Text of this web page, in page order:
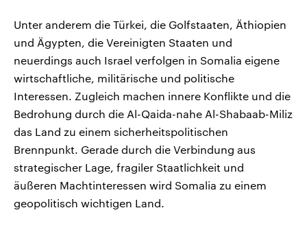
Unter anderem die Türkei, die Golfstaaten, Äthiopien
und Ägypten, die Vereinigten Staaten und
neuerdings auch Israel verfolgen in Somalia eigene
wirtschaftliche, militärische und politische
Interessen. Zugleich machen innere Konflikte und die
Bedrohung durch die Al-Qaida-nahe Al-Shabaab-Miliz
das Land zu einem sicherheitspolitischen
Brennpunkt. Gerade durch die Verbindung aus
strategischer Lage, fragiler Staatlichkeit und
äußeren Machtinteressen wird Somalia zu einem
geopolitisch wichtigen Land.